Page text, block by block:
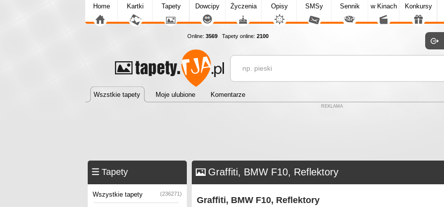
Home Kartki Tapety Dowcipy Życzenia Opisy SMSy Sennik w Kinach Konkursy
Online: 3569 Tapety online: 2100
Wszstkie tapety Moje ulubione Komentarze
REKLAMA
Tapety
Wszystkie tapety (236271)
Graffiti, BMW F10, Reflektory
Graffiti, BMW F10, Reflektory